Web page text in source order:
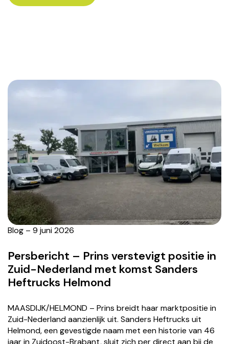
Persbericht – Prins verstevigt positie in
Zuid-Nederland met komst Sanders
Heftrucks Helmond
Blog – 9 juni 2026
MAASDIJK/HELMOND – Prins breidt haar marktpositie in
Zuid-Nederland aanzienlijk uit. Sanders Heftrucks uit
Helmond, een gevestigde naam met een historie van 46